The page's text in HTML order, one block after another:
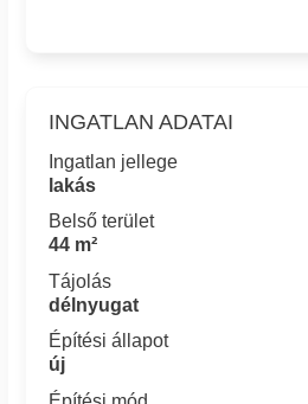
INGATLAN ADATAI
Ingatlan jellege
lakás
Belső terület
44 m²
Tájolás
délnyugat
Építési állapot
új